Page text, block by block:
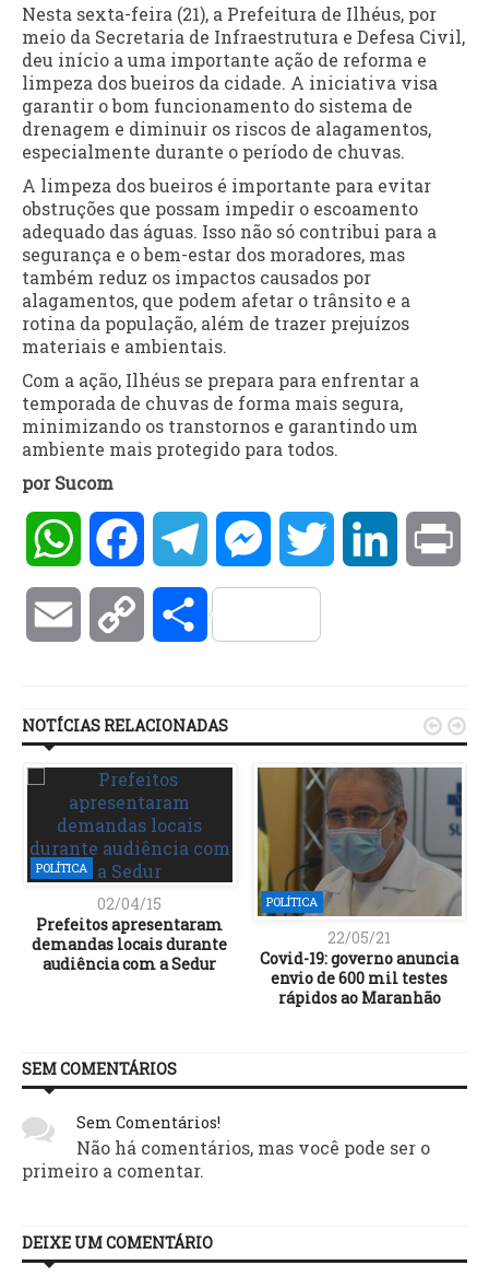
Nesta sexta-feira (21), a Prefeitura de Ilhéus, por
meio da Secretaria de Infraestrutura e Defesa Civil,
deu início a uma importante ação de reforma e
limpeza dos bueiros da cidade. A iniciativa visa
garantir o bom funcionamento do sistema de
drenagem e diminuir os riscos de alagamentos,
especialmente durante o período de chuvas.
A limpeza dos bueiros é importante para evitar
obstruções que possam impedir o escoamento
adequado das águas. Isso não só contribui para a
segurança e o bem-estar dos moradores, mas
também reduz os impactos causados por
alagamentos, que podem afetar o trânsito e a
rotina da população, além de trazer prejuízos
materiais e ambientais.
Com a ação, Ilhéus se prepara para enfrentar a
temporada de chuvas de forma mais segura,
minimizando os transtornos e garantindo um
ambiente mais protegido para todos.
por Sucom
WhatsAppFacebookTelegramMessengerTwitter LinkedIn
Email Copy Compartilhar
NOTÍCIAS RELACIONADAS
POLÍTICA
02/04/15
Prefeitos apresentaram
demandas locais durante
POLÍTICA
22/05/21
Covid-19: governo anuncia
envio de 600 mil testes
rápidos ao Maranhão
 
SEM COMENTÁRIOS
Sem Comentários!
Não há comentários, mas você pode ser o
primeiro a comentar.
DEIXE UM COMENTÁRIO